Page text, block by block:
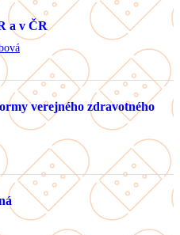
a v ČR
verejného zdravotného